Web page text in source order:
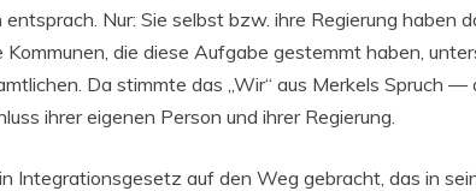
Nur: Sie selbst bzw. ihre Regierung haben
Kommunen, die diese Aufgabe gestemmt haben,
Da stimmte das „Wir“ aus Merkels Spruch —
ihrer eigenen Person und ihrer Regierung.
Integrationsgesetz auf den Weg gebracht, das in